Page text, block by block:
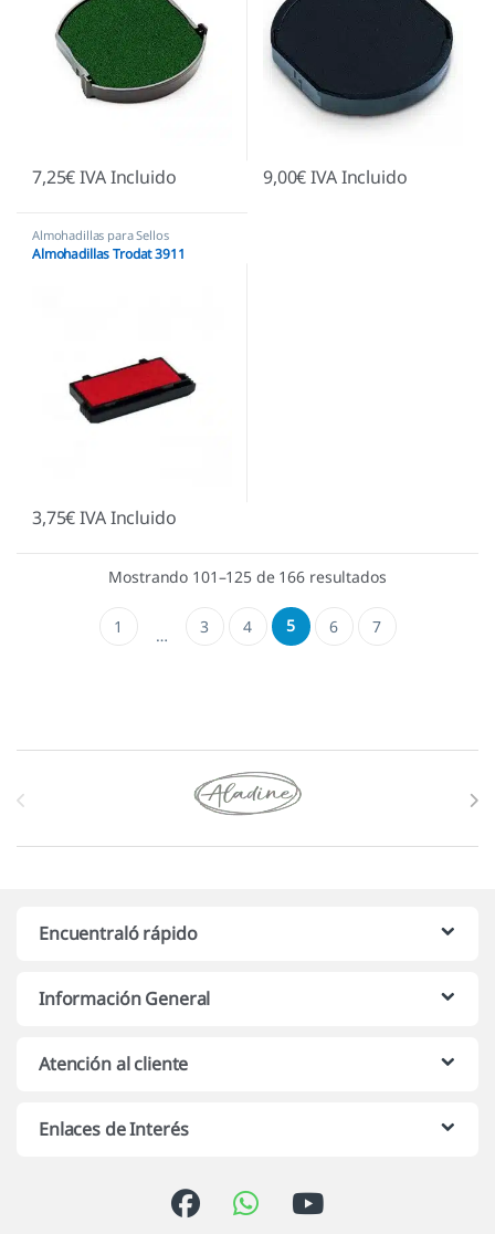
7,25€IVA Incluido 9,00€IVA Incluido
Almohadillas para Sellos
Automáticos ,Almohadillas Trodat
Almohadillas Trodat 3911
3,75€IVA Incluido
Mostrando 101–125 de 166 resultados
1 … 3 4 5 6 7
Marcas De Carrusel
Encuentraló rápido
Información General
Atención al cliente
Enlaces de Interés